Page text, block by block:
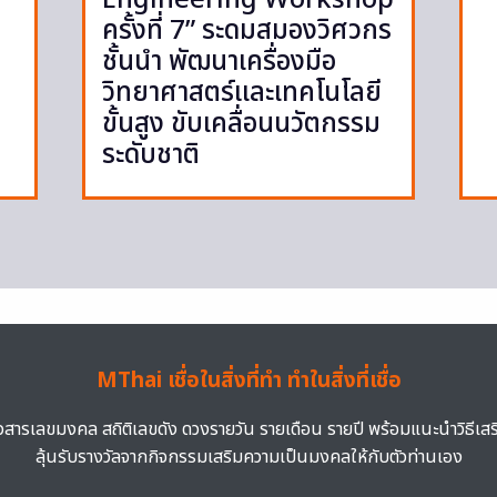
ครั้งที่ 7” ระดมสมองวิศวกร
ชั้นนำ พัฒนาเครื่องมือ
วิทยาศาสตร์และเทคโนโลยี
ขั้นสูง ขับเคลื่อนนวัตกรรม
ระดับชาติ
MThai เชื่อในสิ่งที่ทำ ทำในสิ่งที่เชื่อ
สารเลขมงคล สถิติเลขดัง ดวงรายวัน รายเดือน รายปี พร้อมแนะนำวิธีเส
ลุ้นรับรางวัลจากกิจกรรมเสริมความเป็นมงคลให้กับตัวท่านเอง